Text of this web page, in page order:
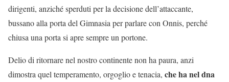
dirigenti, anziché sperduti per la decisione dell’attaccante,
bussano alla porta del Gimnasia per parlare con Onnis, perché
chiusa una porta si apre sempre un portone.
Delio di ritornare nel nostro continente non ha paura, anzi
dimostra quel temperamento, orgoglio e tenacia, che ha nel dna